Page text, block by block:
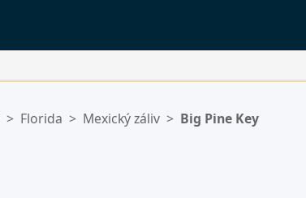
> Florida > Mexický záliv > Big Pine Key